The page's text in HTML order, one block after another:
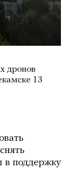
дронов
13
в поддержку